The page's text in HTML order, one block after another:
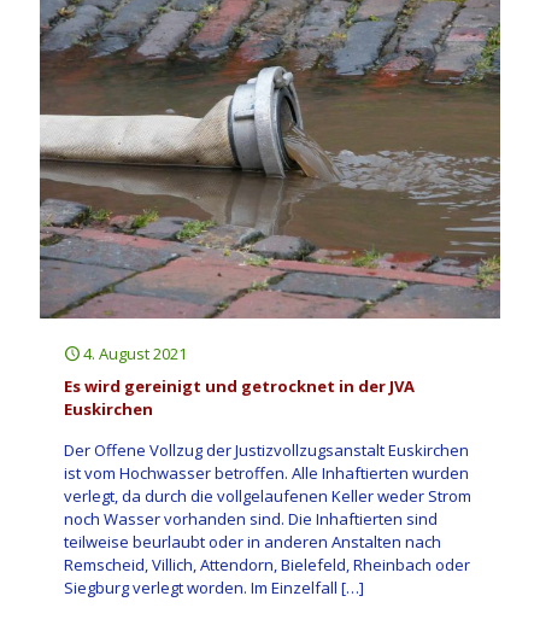
4. August 2021
Es wird gereinigt und getrocknet in der JVA
Euskirchen
Der Offene Vollzug der Justizvollzugsanstalt Euskirchen
ist vom Hochwasser betroffen. Alle Inhaftierten wurden
verlegt, da durch die vollgelaufenen Keller weder Strom
noch Wasser vorhanden sind. Die Inhaftierten sind
teilweise beurlaubt oder in anderen Anstalten nach
Remscheid, Villich, Attendorn, Bielefeld, Rheinbach oder
Siegburg verlegt worden. Im Einzelfall […]